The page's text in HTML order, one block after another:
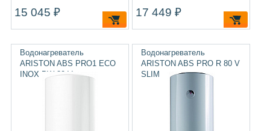
15 045 ₽ 17 449 ₽
Водонагреватель
ARISTON ABS PRO1 ECO
INOX PW 80 V
Водонагреватель
ARISTON ABS PRO R 80 V
SLIM